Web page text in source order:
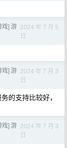
戏] 游 2024 年 7 月 5
日
戏] 游 2024 年 7 月 3
日
的支持比较好，
戏] 游 2024 年 7 月 3
日